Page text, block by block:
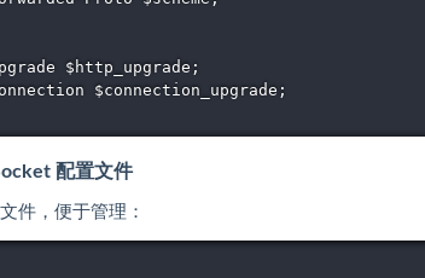
$http_upgrade;
$connection_upgrade;
配置文件
件，便于管理：